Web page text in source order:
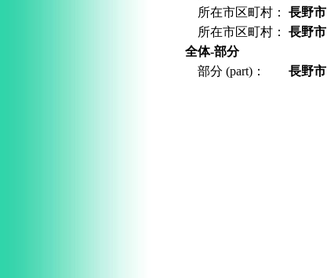
所在市区町村：
長野市
所在市区町村：
長野市
全体-部分
部分 (part)：
長野市